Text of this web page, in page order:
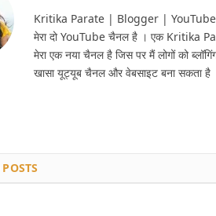
Kritika Parate | Blogger |
मेरा दो YouTube चैनल है । एक Kritika
मेरा एक नया चैनल है जिस पर मैं लोगों को
खासा यूट्यूब चैनल और वेबसाइट बना सकता
POSTS